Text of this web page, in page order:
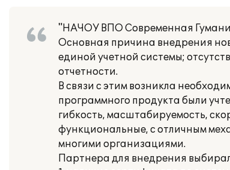
"НАЧОУ ВПО Современная
Основная причина внедрения
единой учетной системы;
отчетности.
В связи с этим возникла
программного продукта были
гибкость, масштабируемость,
функциональные, с отличным
многими организациями.
Партнера для внедрения